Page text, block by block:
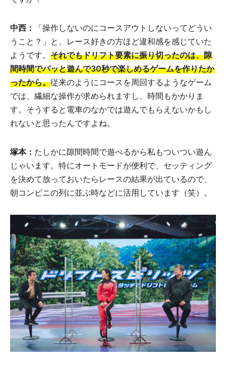
中西：
「操作しないのにコースアウトしないってどうい
うこと？」と、レース好きの方ほど違和感を感じていた
ようです。 それでもドリフト要素に振り切ったのは、隙
間時間でパッと遊んで30秒で楽しめるゲームを作りたか
ったから。従来のようにコースを周回するようなゲーム
では、繊細な操作が求められますし、時間もかかりま
す。そうすると電車のなかでは遊んでもらえないかもし
れないと思ったんですよね。
塚本： たしかに隙間時間で遊べるから私もついつい遊ん
じゃいます。特にオートモードが便利で、セッティング
を決めて放っておいたらレースの結果が出ているので、
朝コンビニの列に並ぶ時などに活用しています（笑）。